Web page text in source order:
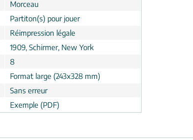
Morceau
Partiton(s) pour jouer
Réimpression légale
1909, Schirmer, New York
8
Format large (243x328 mm)
Sans erreur
Exemple (PDF)